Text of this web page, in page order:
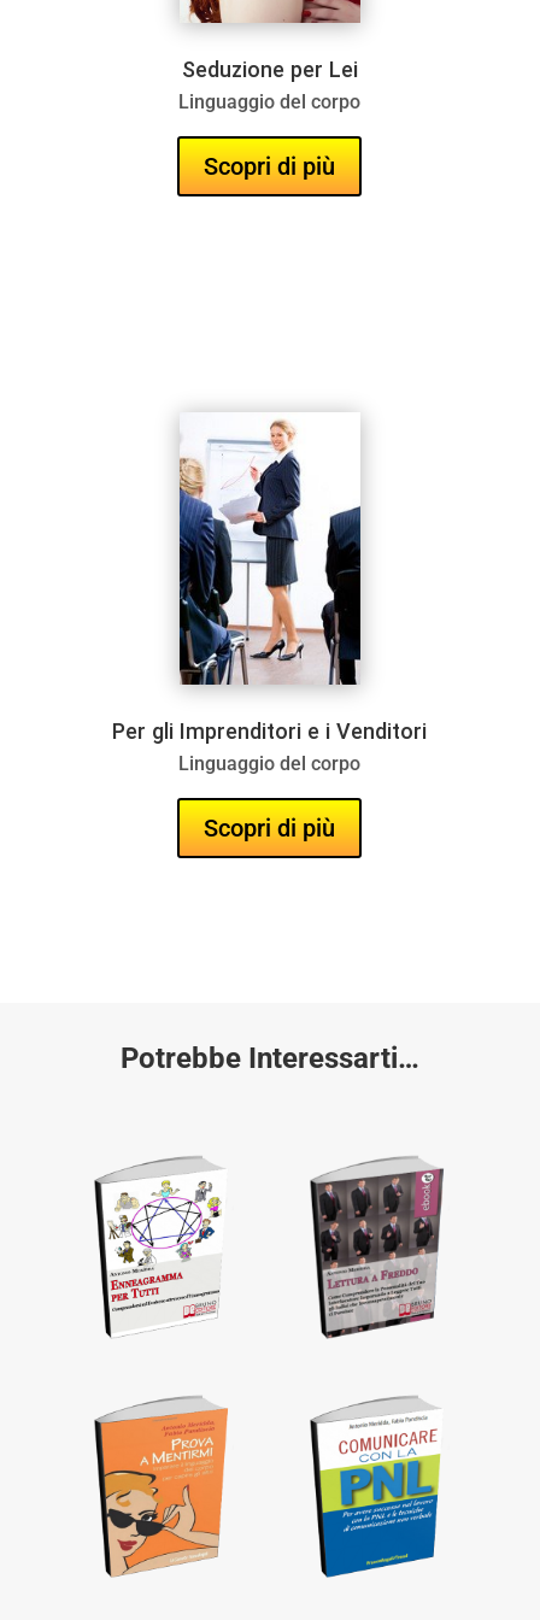
Seduzione per Lei
Linguaggio del corpo
Scopri di più
Seduzione per Lei
Linguaggio del corpo
Scopri di più
Per gli Imprenditori e i Venditori
Linguaggio del corpo
Scopri di più
Per gli Imprenditori e i Venditori
Linguaggio del corpo
Scopri di più
Potrebbe Interessarti…